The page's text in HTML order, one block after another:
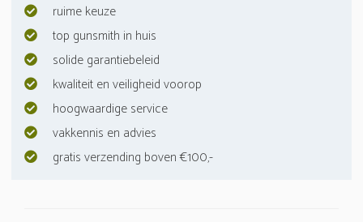
ruime keuze
top gunsmith in huis
solide garantiebeleid
kwaliteit en veiligheid voorop
hoogwaardige service
vakkennis en advies
gratis verzending boven €100,-